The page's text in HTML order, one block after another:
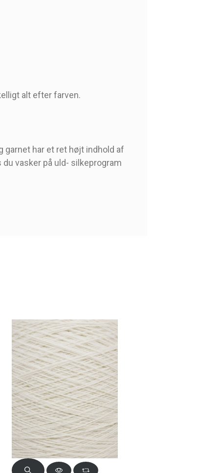
alt efter farven.
garnet har et ret højt indhold af
vasker på uld- silkeprogram